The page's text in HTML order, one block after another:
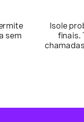
sem
Isole
finais.